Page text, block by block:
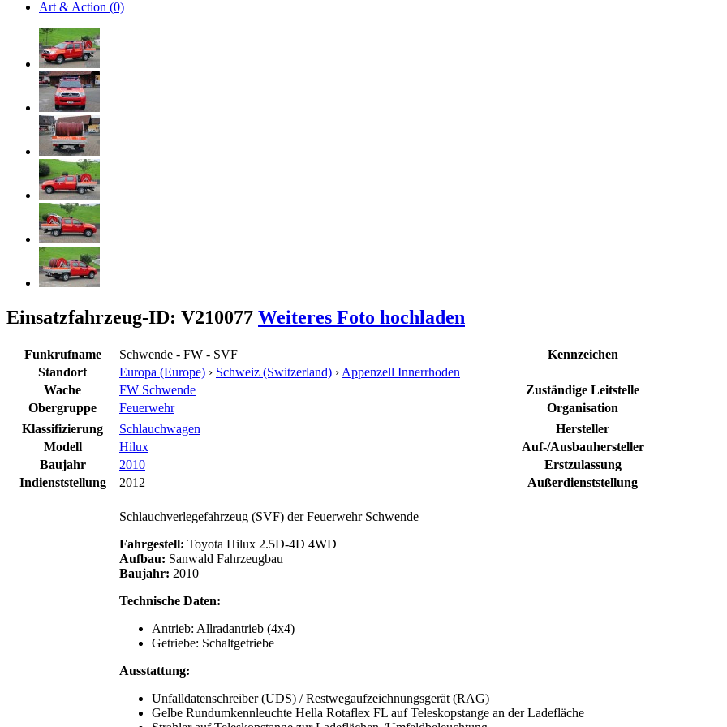
Art & Action (0)
Einsatzfahrzeug-ID: V210077 Weiteres Foto hochladen
Funkrufname Schwende - FW - SVF Kennzeichen
Standort
Europa (Europe) › Schweiz (Switzerland) › Appenzell Innerrhoden
Wache
FW Schwende Zuständige Leitstelle
Obergruppe
Feuerwehr Organisation
Klassifizierung
Schlauchwagen Hersteller
Modell
Hilux Auf-/Ausbauhersteller
Baujahr
2010 Erstzulassung
Indienststellung
2012 Außerdienststellung
Schlauchverlegefahrzeug (SVF) der Feuerwehr Schwende
Fahrgestell: Toyota Hilux 2.5D-4D 4WD
Aufbau: Sanwald Fahrzeugbau
Baujahr: 2010
Technische Daten:
Antrieb: Allradantrieb (4x4)
Getriebe: Schaltgetriebe
Ausstattung:
Unfalldatenschreiber (UDS) / Restwegaufzeichnungsgerät (RAG)
Gelbe Rundumkennleuchte Hella Rotaflex FL auf Teleskopstange an der Ladefläche